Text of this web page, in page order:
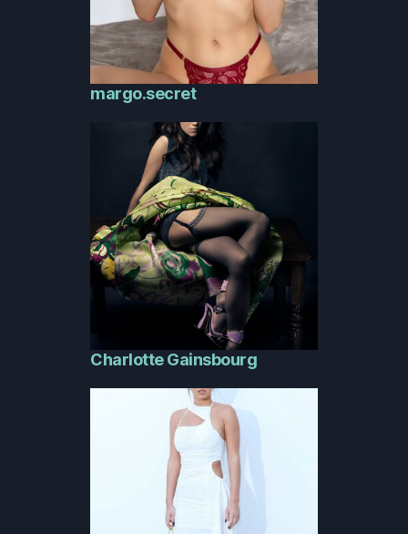
margo.secret
Charlotte Gainsbourg